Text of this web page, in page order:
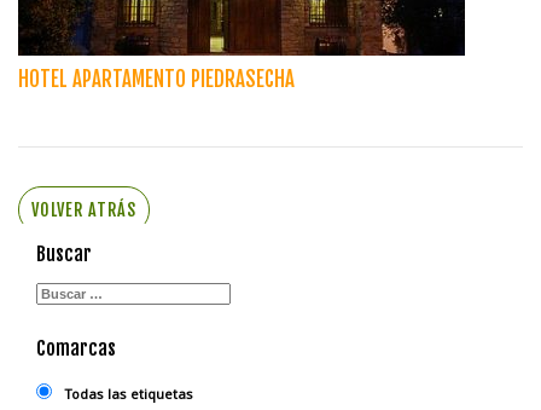
HOTEL APARTAMENTO PIEDRASECHA
VOLVER ATRÁS
Buscar
Comarcas
Todas las etiquetas